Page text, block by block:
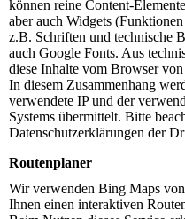
können reine Content-
aber auch Widgets
z.B. Schriften und technische
auch Google Fonts. Aus
diese Inhalte vom Browser
In diesem Zusammenhang
verwendete IP und der
Systems übermittelt. Bitte
Datenschutzerklärungen der
Routenplaner
Wir verwenden Bing Maps
Ihnen einen interaktiven